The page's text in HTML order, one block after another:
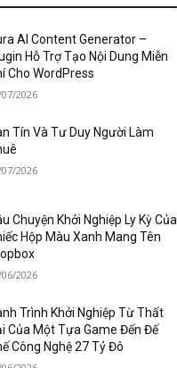
AI Content Generator –
Hỗ Trợ Tạo Nội Dung Miễn
Cho WordPress
2026
Tín Và Tư Duy Người Làm
2026
Chuyện Khởi Nghiệp Ly Kỳ Của
Hộp Màu Xanh Mang Tên
2026
Trình Khởi Nghiệp Từ Thất
Của Một Tựa Game Đến Đế
Công Nghệ 27 Tỷ Đô